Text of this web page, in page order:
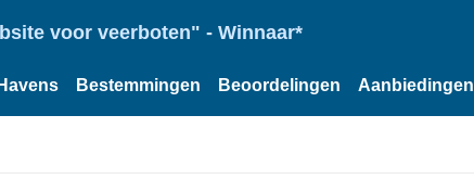
voor veerboten" - Winnaar*
Havens Bestemmingen Beoordelingen Aanbiedingen